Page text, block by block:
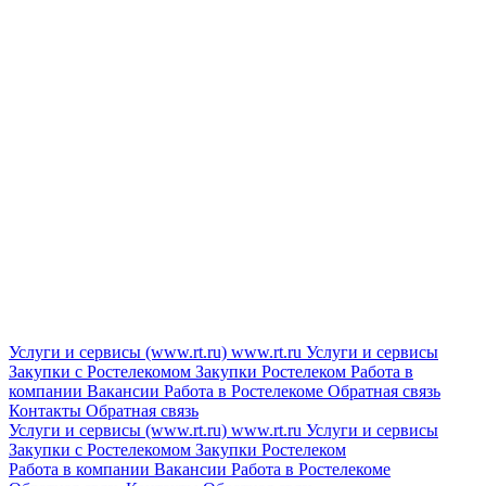
Услуги и сервисы (www.rt.ru) www.rt.ru Услуги и сервисы
Закупки с Ростелекомом Закупки Ростелеком Работа в
компании Вакансии Работа в Ростелекоме Обратная связь
Контакты Обратная связь
Услуги и сервисы (www.rt.ru) www.rt.ru Услуги и сервисы
Закупки с Ростелекомом Закупки Ростелеком
Работа в компании Вакансии Работа в Ростелекоме